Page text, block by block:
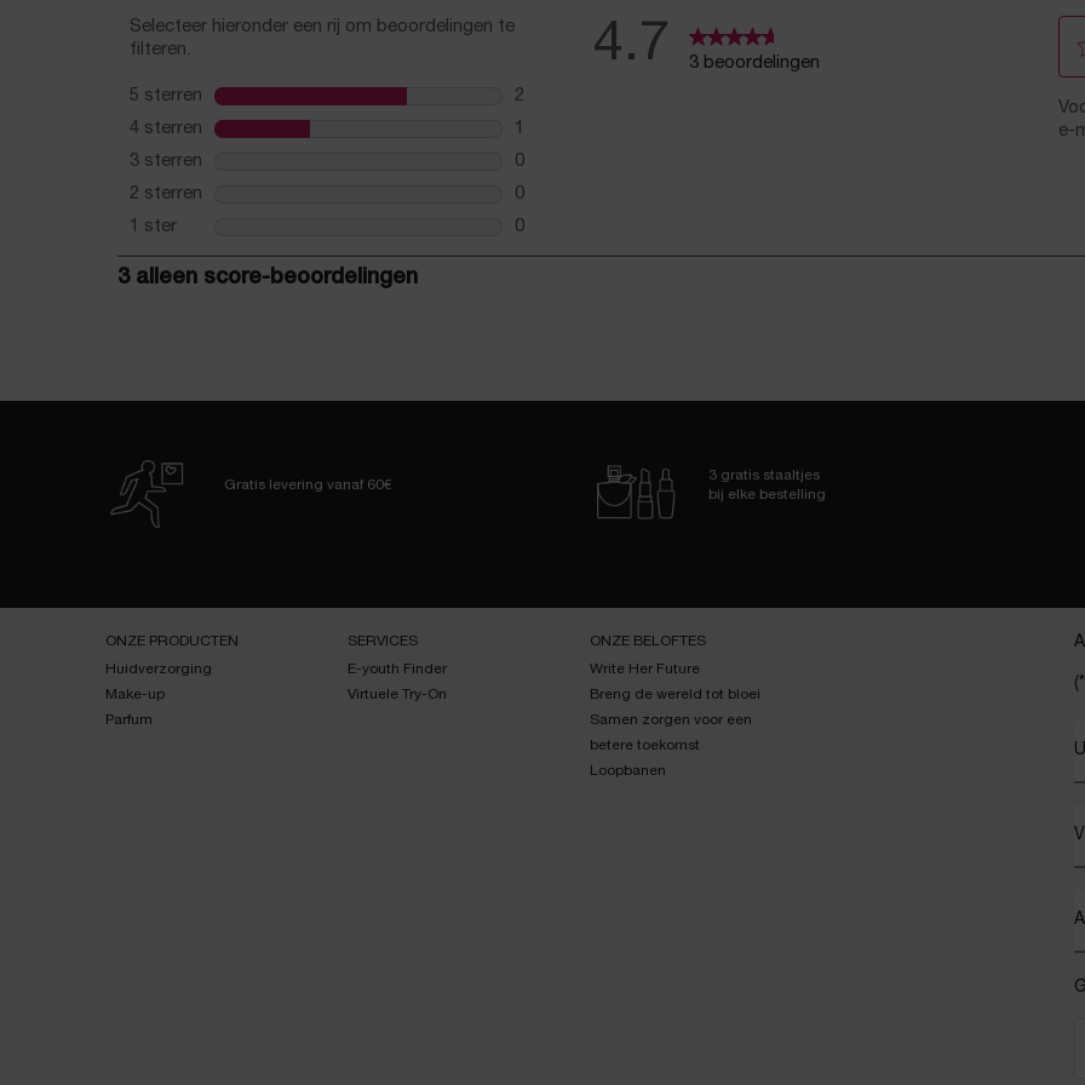
Gratis levering vanaf 60€
3 gratis staaltjes
bij elke bestelling
ONZE PRODUCTEN
Huidverzorging
Make-up
Parfum
SERVICES
E-youth Finder
Virtuele Try-On
ONZE BELOFTES
Write Her Future
Breng de wereld tot bloei
Samen zorgen voor een
betere toekomst
Loopbanen